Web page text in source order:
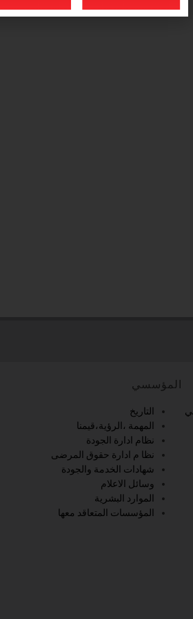
المؤسسي
التاريخ
المهمة ،الرؤية،قيمنا
نظام ادارة الجودة
نظا م ادارة حقوق المرضى
شهادات الخدمة والجودة
وسائل الاعلام
الموارد البشرية
المؤسسات المتعاقد معها